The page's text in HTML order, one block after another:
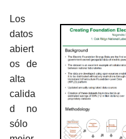
Los
datos
abiert
os de
alta
calida
d no
sólo